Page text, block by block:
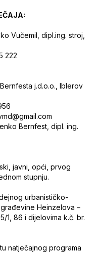
Vučemil, dipl.ing. stroj,
1 6065 222
j.d.o.o., Iblerov
Bernfest, dipl. ing.
javni, opći, prvog
stupnju.
urbanističko-
Heinzelova –
1, 86 i dijelovima k.č. br.
natječajnog programa